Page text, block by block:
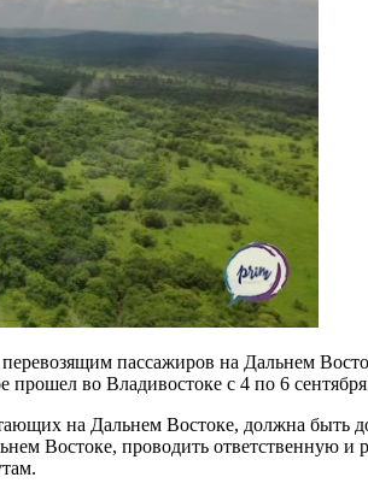
пассажиров на Дальнем
прошел во Владивостоке с 4 по 6
на Дальнем Востоке, должна
Востоке, проводить